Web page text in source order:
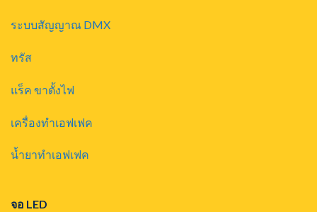
ระบบสัญญาณ DMX
ทรัส
แร็ค ขาตั้งไฟ
เครื่องทำเอฟเฟค
น้ำยาทำเอฟเฟค
จอ LED